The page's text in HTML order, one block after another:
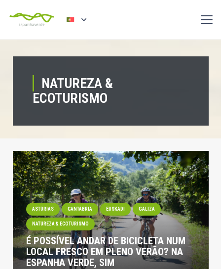
NATUREZA &
ECOTURISMO
ASTÚRIAS CANTÁBRIA EUSKADI GALIZA
NATUREZA & ECOTURISMO
É POSSÍVEL ANDAR DE BICICLETA NUM
LOCAL FRESCO EM PLENO VERÃO? NA
ESPANHA VERDE, SIM